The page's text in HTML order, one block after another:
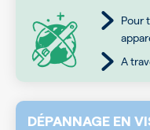
Pour
A
DÉPANNAGE EN